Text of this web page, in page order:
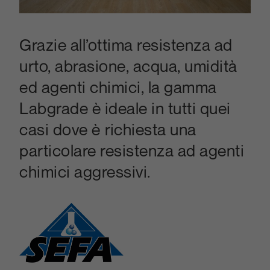
Grazie all’ottima resistenza ad
urto, abrasione, acqua, umidità
ed agenti chimici, la gamma
Labgrade è ideale in tutti quei
casi dove è richiesta una
particolare resistenza ad agenti
chimici aggressivi.